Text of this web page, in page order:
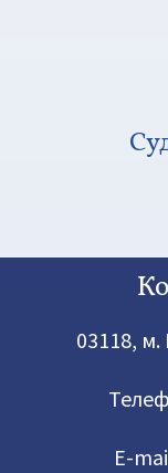
03118, м.
E-